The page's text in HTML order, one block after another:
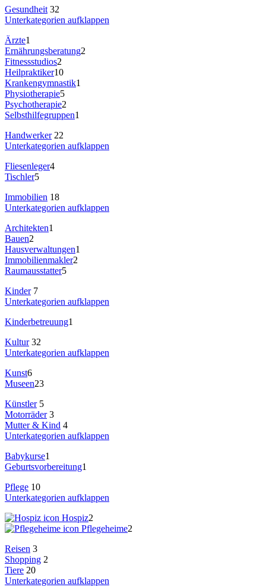
Gesundheit 32
Unterkategorien aufklappen
Ärzte1
Ernährungsberatung2
Fitnessstudios2
Heilpraktiker10
Krankengymnastik1
Physiotherapie5
Psychotherapie2
Selbsthilfegruppen1
Handwerker22
Unterkategorien aufklappen
Fliesenleger4
Tischler5
Immobilien 18
Unterkategorien aufklappen
Architekten1
Bauen2
Hausverwaltungen1
Immobilienmakler2
Raumausstatter5
Kinder7
Unterkategorien aufklappen
Kinderbetreuung1
Kultur32
Unterkategorien aufklappen
Kunst6
Museen23
Künstler5
Motorräder3
Mutter & Kind 4
Unterkategorien aufklappen
Babykurse1
Geburtsvorbereitung1
Pflege 10
Unterkategorien aufklappen
Hospiz2
Pflegeheime2
Reisen 3
Shopping 2
Tiere 20
Unterkategorien aufklappen